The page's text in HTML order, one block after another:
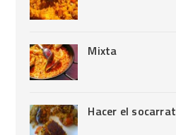
Mixta
Hacer el socarrat